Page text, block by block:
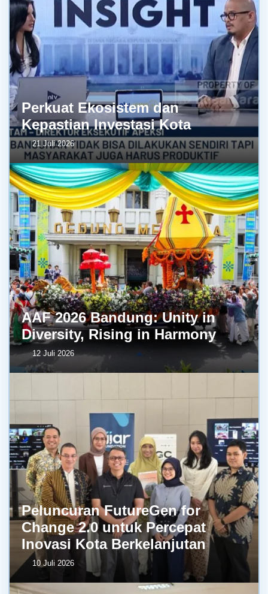
Perkuat Ekosistem dan
Kepastian Investasi Kota
21 Juli 2026
AAF 2026 Bandung: Unity in
Diversity, Rising in Harmony
12 Juli 2026
Peluncuran FutureGen for
Change 2.0 untuk Percepat
Inovasi Kota Berkelanjutan
10 Juli 2026